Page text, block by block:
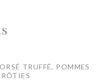
TRUFFÉ, POMMES